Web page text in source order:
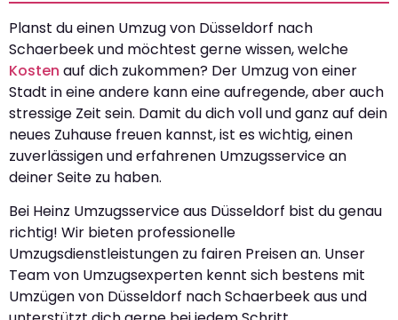
Planst du einen Umzug von Düsseldorf nach
Schaerbeek und möchtest gerne wissen, welche
Kosten auf dich zukommen? Der Umzug von einer
Stadt in eine andere kann eine aufregende, aber auch
stressige Zeit sein. Damit du dich voll und ganz auf dein
neues Zuhause freuen kannst, ist es wichtig, einen
zuverlässigen und erfahrenen Umzugsservice an
deiner Seite zu haben.
Bei Heinz Umzugsservice aus Düsseldorf bist du genau
richtig! Wir bieten professionelle
Umzugsdienstleistungen zu fairen Preisen an. Unser
Team von Umzugsexperten kennt sich bestens mit
Umzügen von Düsseldorf nach Schaerbeek aus und